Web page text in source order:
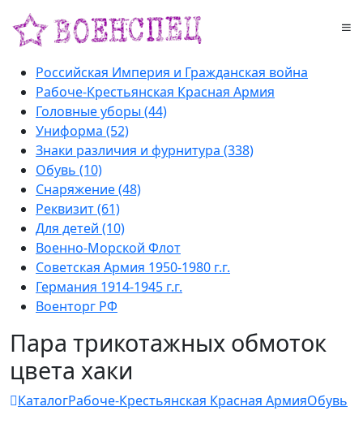
Российская Империя и Гражданская война
Рабоче-Крестьянская Красная Армия
Головные уборы (44)
Униформа (52)
Знаки различия и фурнитура (338)
Обувь (10)
Снаряжение (48)
Реквизит (61)
Для детей (10)
Военно-Морской Флот
Советская Армия 1950-1980 г.г.
Германия 1914-1945 г.г.
Военторг РФ
Пара трикотажных обмоток
цвета хаки
КаталогРабоче-Крестьянская Красная АрмияОбувь